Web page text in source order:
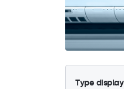
Type display